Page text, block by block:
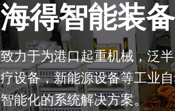
海得智能装备
致力于为港口起重机械，泛
疗设备，新能源设备等工业
智能化的系统解决方案。